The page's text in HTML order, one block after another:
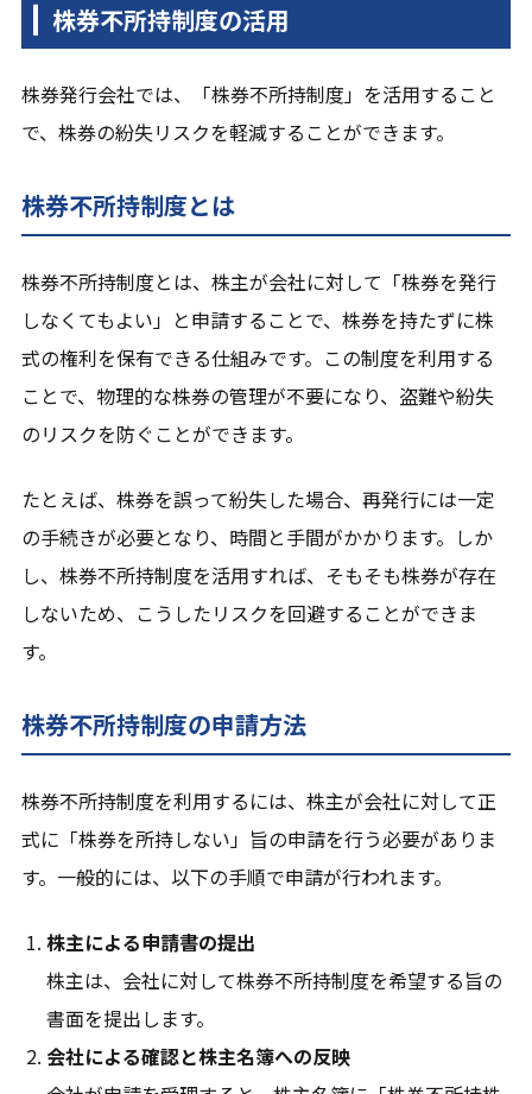
株券不所持制度の活用
株券発行会社では、「株券不所持制度」を活用すること
で、株券の紛失リスクを軽減することができます。
株券不所持制度とは
株券不所持制度とは、株主が会社に対して「株券を発行
しなくてもよい」と申請することで、株券を持たずに株
式の権利を保有できる仕組みです。この制度を利用する
ことで、物理的な株券の管理が不要になり、盗難や紛失
のリスクを防ぐことができます。
たとえば、株券を誤って紛失した場合、再発行には一定
の手続きが必要となり、時間と手間がかかります。しか
し、株券不所持制度を活用すれば、そもそも株券が存在
しないため、こうしたリスクを回避することができま
す。
株券不所持制度の申請方法
株券不所持制度を利用するには、株主が会社に対して正
式に「株券を所持しない」旨の申請を行う必要がありま
す。一般的には、以下の手順で申請が行われます。
株主による申請書の提出
株主は、会社に対して株券不所持制度を希望する旨の
書面を提出します。
会社による確認と株主名簿への反映